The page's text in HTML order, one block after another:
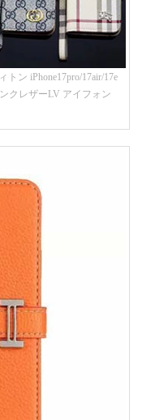
ン iPhone17pro/17air/17e
クレザーLV アイフォン
14/13携帯ケース 大